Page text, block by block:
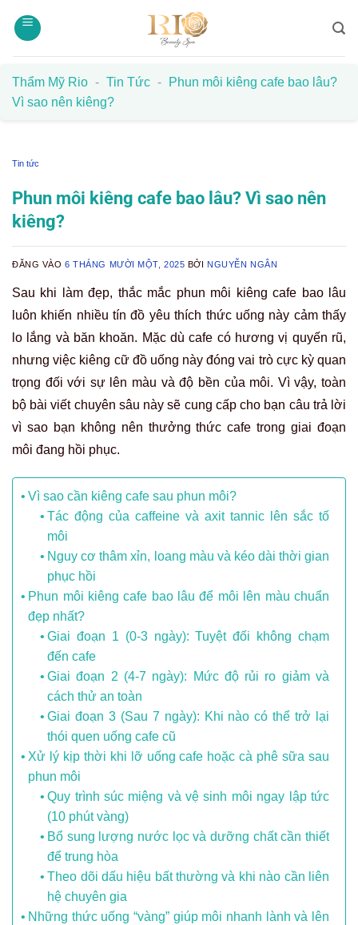
qua
Thẩm Mỹ Rio - Tin Tức -
Phun môi kiêng cafe bao lâu?
Vì sao nên kiêng?
Tin tức
Phun môi kiêng cafe bao lâu? Vì sao nên
kiêng?
ĐĂNG VÀO6 THÁNG MƯỜI MỘT, 2025 BỞI NGUYỄN NGÂN
Sau khi làm đẹp, thắc mắc phun môi kiêng cafe bao lâu
luôn khiến nhiều tín đồ yêu thích thức uống này cảm thấy
lo lắng và băn khoăn. Mặc dù cafe có hương vị quyến rũ,
nhưng việc kiêng cữ đồ uống này đóng vai trò cực kỳ quan
trọng đối với sự lên màu và độ bền của môi. Vì vậy, toàn
bộ bài viết chuyên sâu này sẽ cung cấp cho bạn câu trả lời
vì sao bạn không nên thưởng thức cafe trong giai đoạn
môi đang hồi phục.
Vì sao cần kiêng cafe sau phun môi?
Tác động của caffeine và axit tannic lên sắc tố
môi
Nguy cơ thâm xỉn, loang màu và kéo dài thời gian
phục hồi
Phun môi kiêng cafe bao lâu để môi lên màu chuẩn
đẹp nhất?
Giai đoạn 1 (0-3 ngày): Tuyệt đối không chạm
đến cafe
Giai đoạn 2 (4-7 ngày): Mức độ rủi ro giảm và
cách thử an toàn
Giai đoạn 3 (Sau 7 ngày): Khi nào có thể trở lại
thói quen uống cafe cũ
Xử lý kịp thời khi lỡ uống cafe hoặc cà phê sữa sau
phun môi
Quy trình súc miệng và vệ sinh môi ngay lập tức
(10 phút vàng)
Bổ sung lượng nước lọc và dưỡng chất cần thiết
để trung hòa
Theo dõi dấu hiệu bất thường và khi nào cần liên
hệ chuyên gia
Những thức uống “vàng” giúp môi nhanh lành và lên